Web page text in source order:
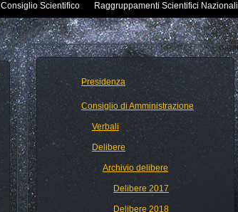
Consiglio Scientifico Raggruppamenti Scientifici Nazionali
Presidenza
Consiglio di Amministrazione
Verbali
Delibere
Archivio delibere
Delibere 2017
Delibere 2018